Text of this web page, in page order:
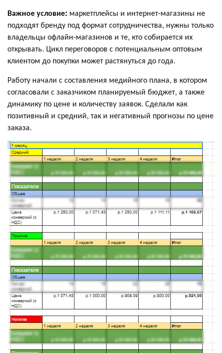
Важное условие: маркетплейсы и интернет-магазины не
подходят бренду под формат сотрудничества, нужны только
владельцы офлайн-магазинов и те, кто собирается их
открывать. Цикл переговоров с потенциальным оптовым
клиентом до покупки может растянуться до года.
Работу начали с составления медийного плана, в котором
согласовали с заказчиком планируемый бюджет, а также
динамику по цене и количеству заявок. Сделали как
позитивный и средний, так и негативный прогнозы по цене
заказа.